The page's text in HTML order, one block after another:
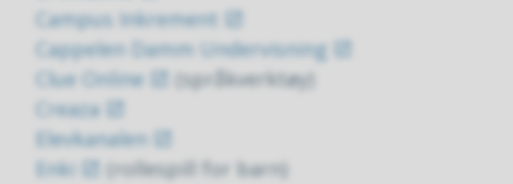
Campus Inkrement
Cappelen Damm Undervisning
Clue Online
(språkverktøy)
Creaza
Elevkanalen
Enki
(rollespill for barn)